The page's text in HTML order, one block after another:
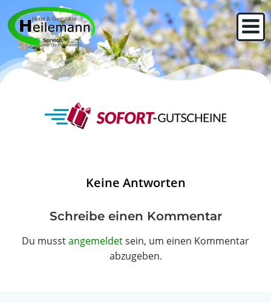
Zum
Inhalt
springen
Keine Antworten
Schreibe einen Kommentar
Du musstangemeldetsein, um einen Kommentar
abzugeben.